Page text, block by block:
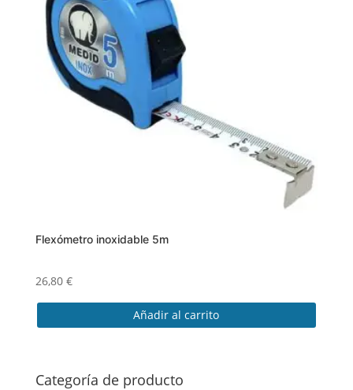
Flexómetro inoxidable 5m
26,80 €
Añadir al carrito
Categoría de producto